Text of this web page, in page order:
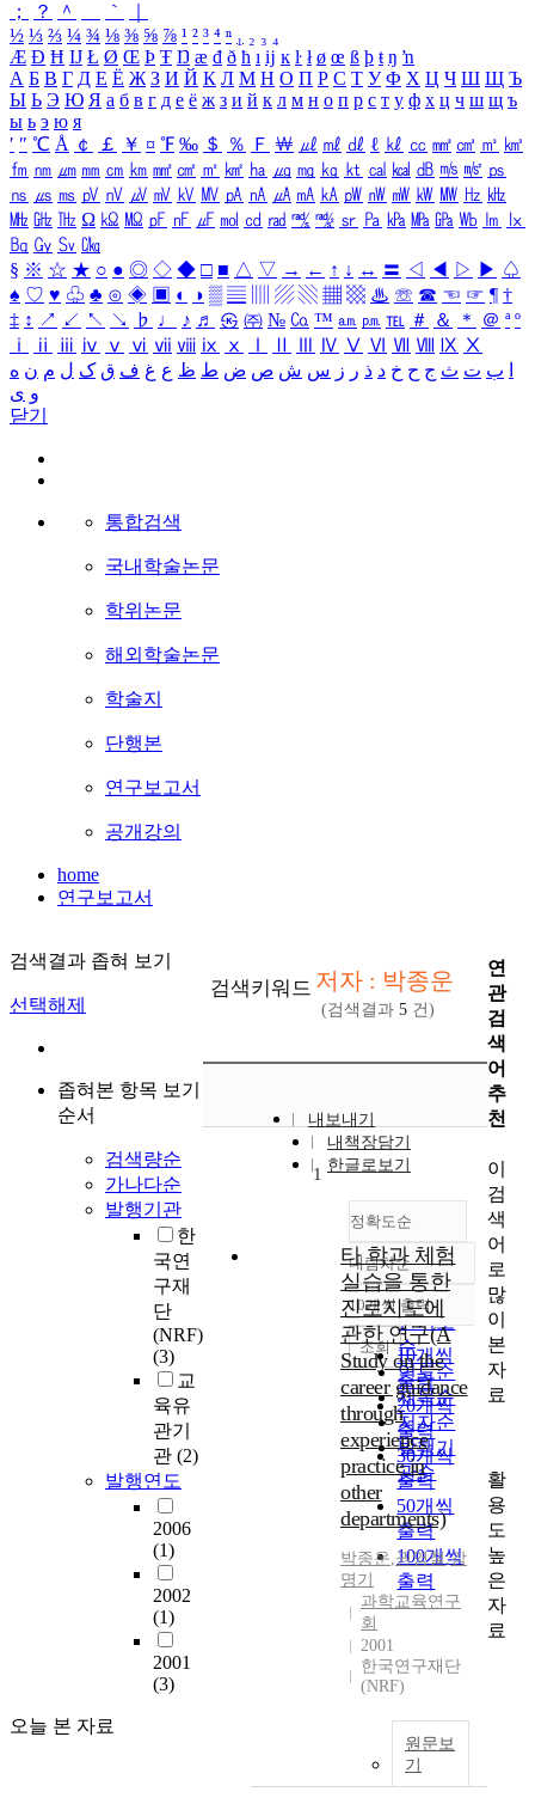
；
？ ＾ ｀
½ ⅓ ⅔ ¼ ¾ ⅛ ⅜ ⅝ ⅞ ¹ ² ³ ⁴ ⁿ ₁ ₂ ₃ ₄
Æ Ð Ħ Ĳ Ł Ø Œ Þ Ŧ Ŋ æ đ ð ħ ı ĳ ĸ ŀ ł ø œ ß þ ŧ ŋ ŉ
А Б В Г Д Е Ё Ж З И Й К Л М Н О П Р С Т У Ф Х Ц Ч Ш Щ Ъ
Ы Ь Э Ю Я а б в г д е ё ж з и й к л м н о п р с т у ф х ц ч ш щ ъ
ы ь э ю я
′ ″ ℃ Å ￠ ￡ ￥ ¤ ℉ ‰ ＄ ％ Ｆ ￦ ㎕ ㎖ ㎗ ℓ ㎘ ㏄ ㎣ ㎤ ㎥ ㎦
㎙ ㎚ ㎛ ㎜ ㎝ ㎞ ㎟ ㎠ ㎡ ㎢ ㏊ ㎍ ㎎ ㎏ ㏏ ㎈ ㎉ ㏈ ㎧ ㎨ ㎰
㎱ ㎲ ㎳ ㎴ ㎵ ㎶ ㎷ ㎸ ㎹ ㎀ ㎁ ㎂ ㎃ ㎄ ㎺ ㎻ ㎽ ㎾ ㎿ ㎐ ㎑
㎒ ㎓ ㎔ Ω ㏀ ㏁ ㎊ ㎋ ㎌ ㏖ ㏅ ㎭ ㎮ ㎯ ㏛ ㎩ ㎪ ㎫ ㎬ ㏝ ㏐
㏓
㏃ ㏉ ㏜ ㏆
§ ※ ☆ ★ ○ ● ◎ ◇ ◆ □ ■ △ ▽ → ← ↑ ↓ ↔ 〓 ◁ ◀ ▷ ▶ ♤
♠ ♡ ♥ ♧ ♣ ⊙ ◈ ▣ ◐ ◑ ▒ ▤ ▨ ▧ ▦ ▩ ♨ ☏ ☎ ☜ ☞ ¶ †
‡ ↕ ↗ ↙ ↖ ↘ ♭ ♩ ♪ ♬ ㉿ ㈜ № ㏇ ™ ㏂ ㏘ ℡ ＃ ＆ ＊ ＠ ª º
ⅰ
ⅱ ⅲ ⅳ ⅴ ⅵ ⅶ ⅷ ⅸ ⅹ Ⅳ Ⅴ Ⅵ Ⅶ Ⅷ Ⅸ Ⅹ
ب ت ث ج ح خ د ذ ر ز س ش ص ض ط ظ ع غ ف ق ک ل م ن ه
و ی
닫기
통합검색
국내학술논문
학위논문
해외학술논문
학술지
단행본
연구보고서
공개강의
home
연구보고서
검색결과 좁혀 보기
선택해제
좁혀본 항목 보기
순서
검색량순
가나다순
발행기관
한
국연
구재
단
(NRF)
(3)
교
육유
관기
관 (2)
발행연도
2006
(1)
2002
(1)
2001
(3)
오늘 본 자료
검색키워드 저자 : 박종운
(검색결과 5 건)
내보내기
내책장담기
한글로보기
정확도순
정확도
순
인기도
순
연도순
제목순
저자순
발행기
관순
내림차순
내림차순
10개씩 출력
10개씩
출력
20개씩
출력
30개씩
출력
50개씩
출력
100개씩
출력
조회
1
타 학과 체험
실습을 통한
진로지도에
관한 연구(A
Study on the
career guidance
through
experience
practice in
other
departments)
박종운,권영철,강
명기
과학교육연구
회
2001
한국연구재단
(NRF)
원문보
기
연
관
검
색
어
추
천
이
검
색
어
로
많
이
본
자
료
활
용
도
높
은
자
료